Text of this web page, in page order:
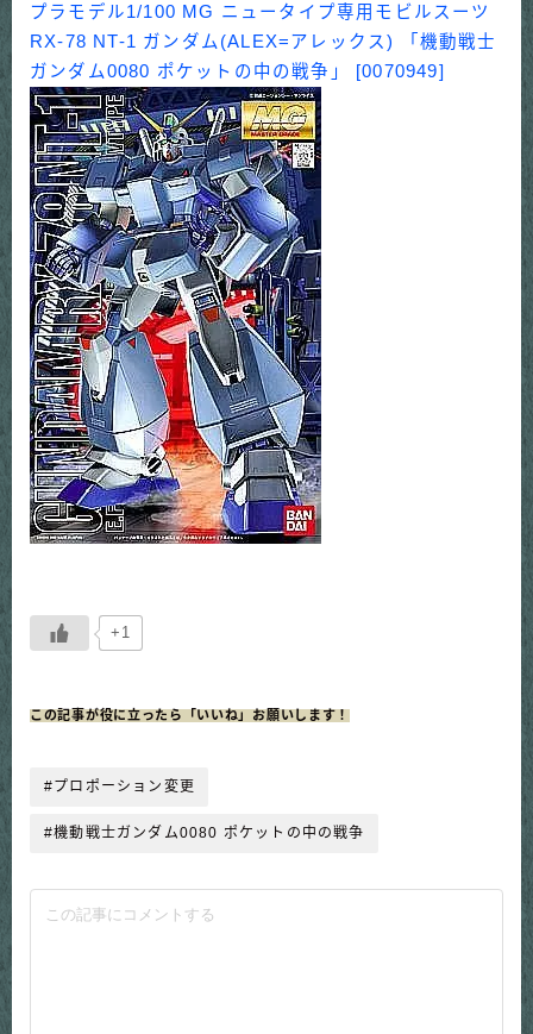
プラモデル1/100 MG ニュータイプ専用モビルスーツ
RX-78 NT-1 ガンダム(ALEX=アレックス) 「機動戦士
ガンダム0080 ポケットの中の戦争」 [0070949]
+1
この記事が役に立ったら「いいね」お願いします！
#プロポーション変更
#機動戦士ガンダム0080 ポケットの中の戦争